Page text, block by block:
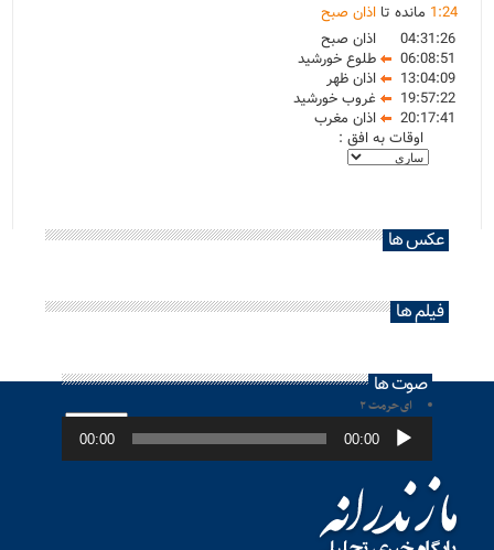
1:24 مانده تا اذان صبح
04:31:26
اذان صبح
06:08:51
طلوع خورشید
13:04:09
اذان ظهر
19:57:22
غروب خورشید
20:17:41
اذان مغرب
اوقات به افق :
عکس ها
فیلم ها
صوت ها
ای حرمت ۲
پخش‌کننده
صوت 00:00
00:00